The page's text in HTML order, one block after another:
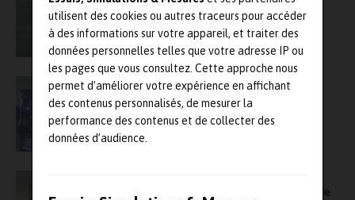
utilisent des cookies ou autres traceurs pour accéder
à des informations sur votre appareil, et traiter des
données personnelles telles que votre adresse IP ou
les pages que vous consultez. Cette approche nous
permet d’améliorer votre expérience en affichant
des contenus personnalisés, de mesurer la
performance des contenus et de collecter des
données d’audience.
des simulations quantiques
Scanner 3D : InnovMetric et Faro Creaform
renforcent leur partenariat
Zeiss et la Fab’Academy du Pôle formation de